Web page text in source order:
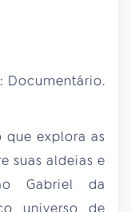
: Documentário.
que explora as
suas aldeias e
Gabriel da
universo de